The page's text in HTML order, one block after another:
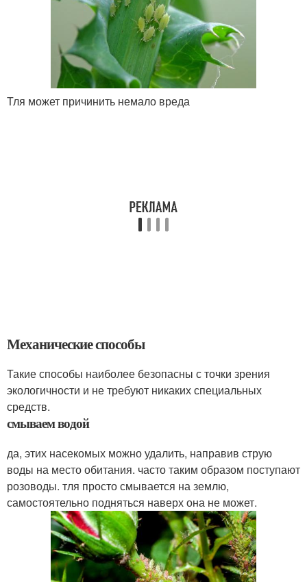
Тля может причинить немало вреда
Механические способы
Такие способы наиболее безопасны с точки зрения
экологичности и не требуют никаких специальных
средств.
смываем водой
да, этих насекомых можно удалить, направив струю
воды на место обитания. часто таким образом поступают
розоводы. тля просто смывается на землю,
самостоятельно подняться наверх она не может.